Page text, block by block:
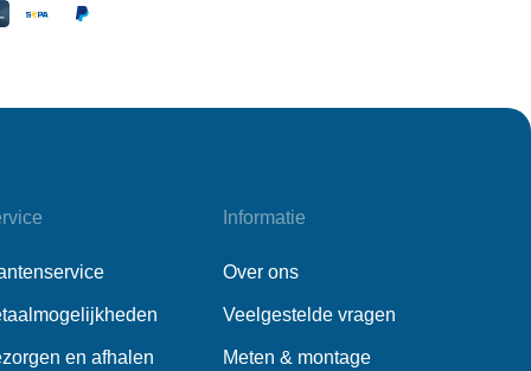
en afhalen
Informatie
Over ons
Veelgestelde vragen
Meten & montage